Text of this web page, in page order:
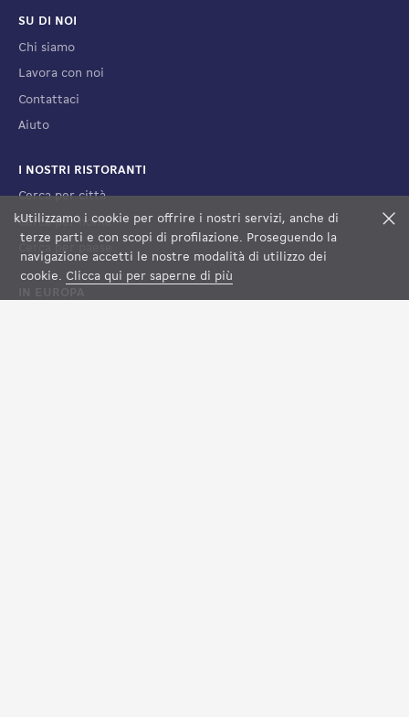
kUtilizzamo i cookie per offrire i nostri servizi, anche di
terze parti e con scopi di profilazione. Proseguendo la
navigazione accetti le nostre modalità di utilizzo dei
cookie. Clicca qui per saperne di più
FILTRI VEDI LA MAPPA
SU DI NOI
Chi siamo
Lavora con noi
Contattaci
Aiuto
I NOSTRI RISTORANTI
Cerca per città
Cerca per nome
Cerca per paese